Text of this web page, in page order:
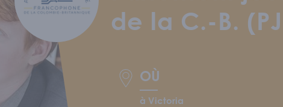
NOS
de la C.-B.
OÙ
à Victoria